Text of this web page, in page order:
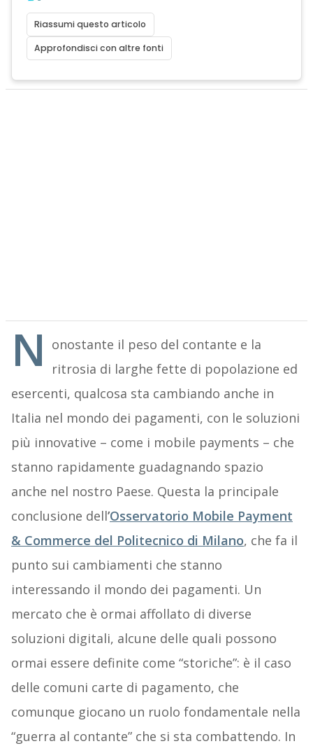
Riassumi questo articolo
Approfondisci con altre fonti
N
onostante il peso del contante e la
ritrosia di larghe fette di popolazione ed
esercenti, qualcosa sta cambiando anche in
Italia nel mondo dei pagamenti, con le soluzioni
più innovative – come i mobile payments – che
stanno rapidamente guadagnando spazio
anche nel nostro Paese. Questa la principale
conclusione dell’Osservatorio Mobile Payment
& Commerce del Politecnico di Milano, che fa il
punto sui cambiamenti che stanno
interessando il mondo dei pagamenti. Un
mercato che è ormai affollato di diverse
soluzioni digitali, alcune delle quali possono
ormai essere definite come “storiche”: è il caso
delle comuni carte di pagamento, che
comunque giocano un ruolo fondamentale nella
“guerra al contante” che si sta combattendo. In